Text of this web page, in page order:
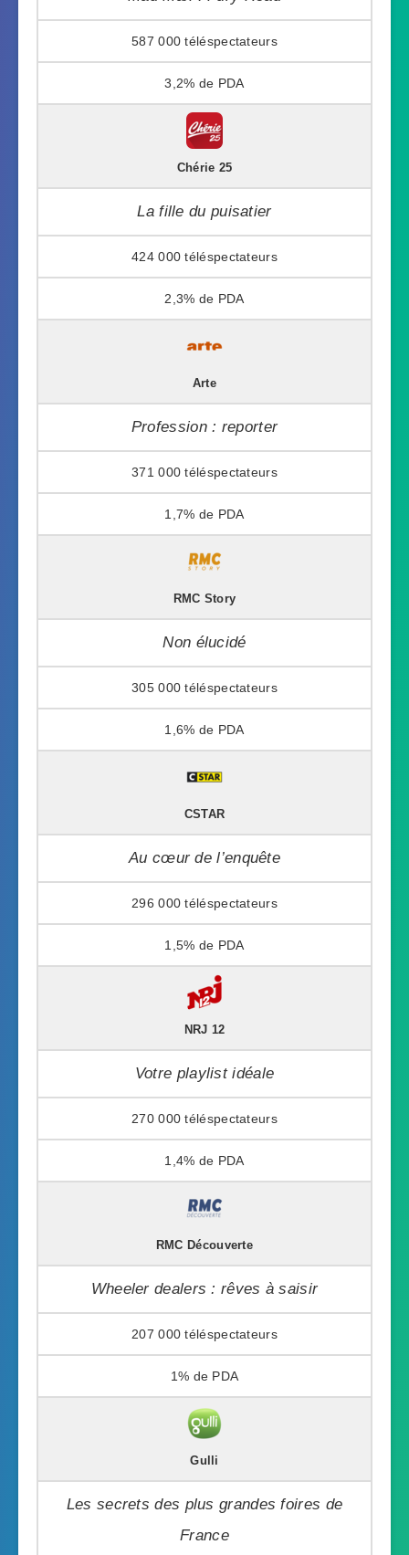
587 000
3,2%
Chérie 25
La fille du puisatier
424 000
2,3%
Arte
Profession : reporter
371 000
1,7%
RMC Story
Non élucidé
305 000
1,6%
CSTAR
Au cœur de l’enquête
296 000
1,5%
NRJ 12
Votre playlist idéale
270 000
1,4%
RMC Découverte
Wheeler dealers : rêves à saisir
207 000
1%
Gulli
Les secrets des plus grandes foires de
France